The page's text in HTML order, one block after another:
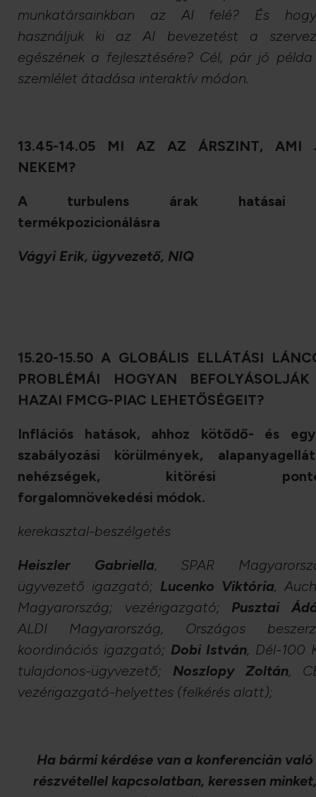
munkatársainkban az AI felé? És
használjuk ki az AI bevezetést a
egészének a fejlesztésére? Cél, pár jó
szemlélet átadása interaktív módon.
13.45-14.05 MI AZ AZ ÁRSZINT, AMI
NEKEM?
A turbulens árak hatásai
termékpozicionálásra
Vágyi Erik, ügyvezető, NIQ
15.20-15.50 A GLOBÁLIS ELLÁTÁSI
PROBLÉMÁI HOGYAN
HAZAI FMCG-PIAC LEHETŐSÉGEIT?
Inflációs hatások, ahhoz kötődő- és
szabályozási körülmények,
nehézségek, kitörési
forgalomnövekedési módok.
kerekasztal-beszélgetés
Heiszler Gabriella, SPAR
ügyvezető igazgató; Lucenko Viktória,
Magyarország; vezérigazgató; Pusztai
ALDI Magyarország, Országos
koordinációs igazgató; Dobi István, Dél-100
tulajdonos-ügyvezető; Noszlopy Zoltán,
vezérigazgató-helyettes (felkérés alatt);
Ha bármi kérdése van a konferencián való
részvétellel kapcsolatban, keressen